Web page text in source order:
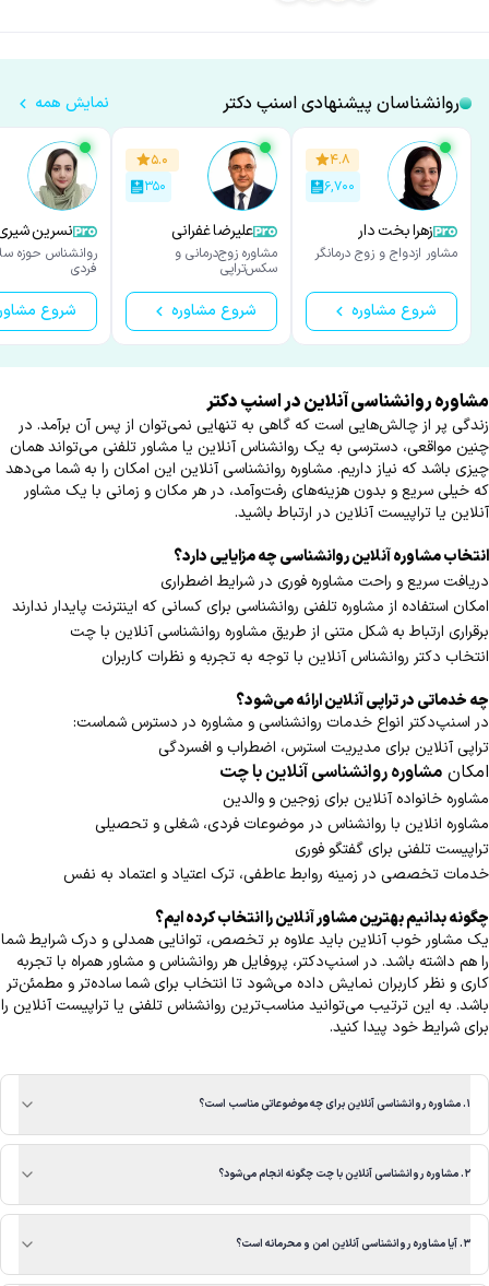
روانشناسان پیشنهادی اسنپ دکتر نمایش همه
۴.۸
۶,۷۰۰
زهرا بخت دار
مشاور ازدواج و زوج درمانگر
شروع مشاوره
۵.۰
۳۵۰
علیرضا غفرانی
مشاوره زوج‌درمانی و
سکس‌تراپی
شروع مشاوره
نسرین
روانشناس حوزه
فردی
شروع
مشاوره روانشناسی آنلاین در اسنپ‌ دکتر
زندگی پر از چالش‌هایی است که گاهی به تنهایی نمی‌توان از پس آن برآمد. در
چنین مواقعی، دسترسی به یک روانشناس آنلاین یا مشاور تلفنی می‌تواند همان
چیزی باشد که نیاز داریم. مشاوره روانشناسی آنلاین این امکان را به شما می‌دهد
که خیلی سریع و بدون هزینه‌های رفت‌وآمد، در هر مکان و زمانی با یک مشاور
آنلاین یا تراپیست آنلاین در ارتباط باشید.
انتخاب مشاوره آنلاین روانشناسی چه مزایایی دارد؟
دریافت سریع و راحت مشاوره فوری در شرایط اضطراری
امکان استفاده از مشاوره تلفنی روانشناسی برای کسانی که اینترنت پایدار ندارند
برقراری ارتباط به شکل متنی از طریق مشاوره روانشناسی آنلاین با چت
انتخاب دکتر روانشناس آنلاین با توجه به تجربه و نظرات کاربران
چه خدماتی در تراپی آنلاین ارائه می‌شود؟
در اسنپ‌دکتر انواع خدمات روانشناسی و مشاوره در دسترس شماست:
تراپی آنلاین برای مدیریت استرس، اضطراب و افسردگی
امکان مشاوره روانشناسی آنلاین با چت
مشاوره خانواده آنلاین برای زوجین و والدین
مشاوره انلاین با روانشناس در موضوعات فردی، شغلی و تحصیلی
تراپیست تلفنی برای گفتگو فوری
خدمات تخصصی در زمینه روابط عاطفی، ترک اعتیاد و اعتماد به نفس
چگونه بدانیم بهترین مشاور آنلاین را انتخاب کرده ایم؟
یک مشاور خوب آنلاین باید علاوه بر تخصص، توانایی همدلی و درک شرایط شما
را هم داشته باشد. در اسنپ‌دکتر، پروفایل هر روانشناس و مشاور همراه با تجربه
کاری و نظر کاربران نمایش داده می‌شود تا انتخاب برای شما ساده‌تر و مطمئن‌تر
باشد. به این ترتیب می‌توانید مناسب‌ترین روانشناس تلفنی یا تراپیست آنلاین را
برای شرایط خود پیدا کنید.
۱. مشاوره روانشناسی آنلاین برای چه موضوعاتی مناسب است؟
۲. مشاوره روانشناسی آنلاین با چت چگونه انجام می‌شود؟
۳. آیا مشاوره روانشناسی آنلاین امن و محرمانه است؟